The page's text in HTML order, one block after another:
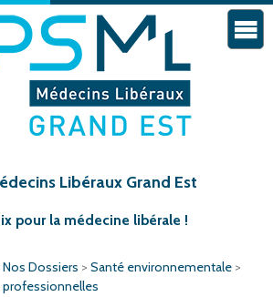
Libéraux Grand Est
pour la médecine libérale !
Nos Dossiers > Santé environnementale >
professionnelles